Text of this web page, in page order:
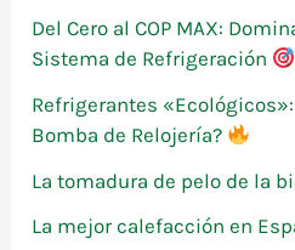
r
:
Del Cero al COP MAX:
Sistema de Refrigeración
Refrigerantes
Bomba de Relojería?
La tomadura de pelo de la
La mejor calefacción en